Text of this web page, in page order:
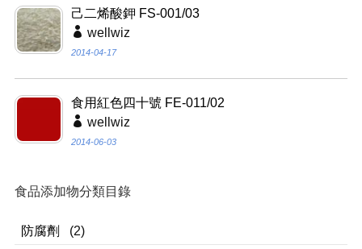
己二烯酸鉀 FS-001/03
wellwiz
2014-04-17
食用紅色四十號 FE-011/02
wellwiz
2014-06-03
食品添加物分類目錄
防腐劑
(2)